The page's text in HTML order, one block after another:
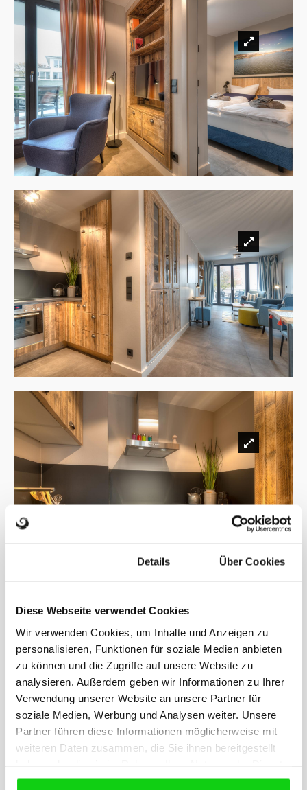
Details Über Cookies
Diese Webseite verwendet Cookies
Wir verwenden Cookies, um Inhalte und Anzeigen zu
personalisieren, Funktionen für soziale Medien anbieten
zu können und die Zugriffe auf unsere Website zu
analysieren. Außerdem geben wir Informationen zu Ihrer
Verwendung unserer Website an unsere Partner für
soziale Medien, Werbung und Analysen weiter. Unsere
Partner führen diese Informationen möglicherweise mit
weiteren Daten zusammen, die Sie ihnen bereitgestellt
gesammelt haben.